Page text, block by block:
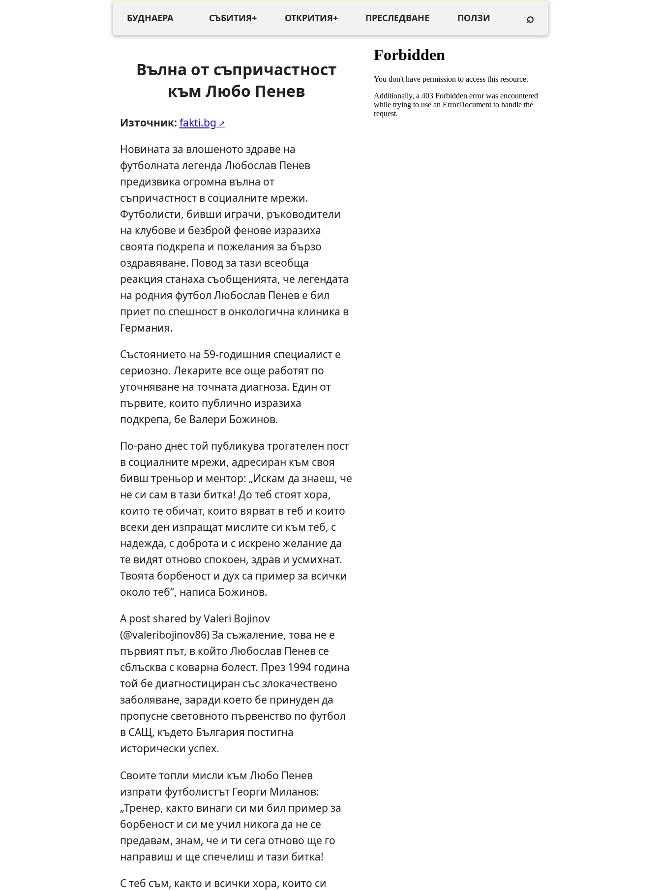
БУДНАЕРА СЪБИТИЯ+ ОТКРИТИЯ+ ПРЕСЛЕДВАНЕ ПОЛЗИ ⌕
Вълна от съпричастност
към Любо Пенев
Източник: fakti.bg
Новината за влошеното здраве на
футболната легенда Любослав Пенев
предизвика огромна вълна от
съпричастност в социалните мрежи.
Футболисти, бивши играчи, ръководители
на клубове и безброй фенове изразиха
своята подкрепа и пожелания за бързо
оздравяване. Повод за тази всеобща
реакция станаха съобщенията, че легендата
на родния футбол Любослав Пенев е бил
приет по спешност в онкологична клиника в
Германия.
Състоянието на 59-годишния специалист е
сериозно. Лекарите все още работят по
уточняване на точната диагноза. Един от
първите, които публично изразиха
подкрепа, бе Валери Божинов.
По-рано днес той публикува трогателен пост
в социалните мрежи, адресиран към своя
бивш треньор и ментор: „Искам да знаеш, че
не си сам в тази битка! До теб стоят хора,
които те обичат, които вярват в теб и които
всеки ден изпращат мислите си към теб, с
надежда, с доброта и с искрено желание да
те видят отново спокоен, здрав и усмихнат.
Твоята борбеност и дух са пример за всички
около теб“, написа Божинов.
A post shared by Valeri Bojinov
(@valeribojinov86) За съжаление, това не е
първият път, в който Любослав Пенев се
сблъсква с коварна болест. През 1994 година
той бе диагностициран със злокачествено
заболяване, заради което бе принуден да
пропусне световното първенство по футбол
в САЩ, където България постигна
исторически успех.
Своите топли мисли към Любо Пенев
изпрати футболистът Георги Миланов:
„Тренер, както винаги си ми бил пример за
борбеност и си ме учил никога да не се
предавам, знам, че и ти сега отново ще го
направиш и ще спечелиш и тази битка!
С теб съм, както и всички хора, които си